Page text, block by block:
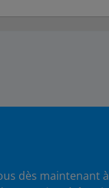
dès maintenant